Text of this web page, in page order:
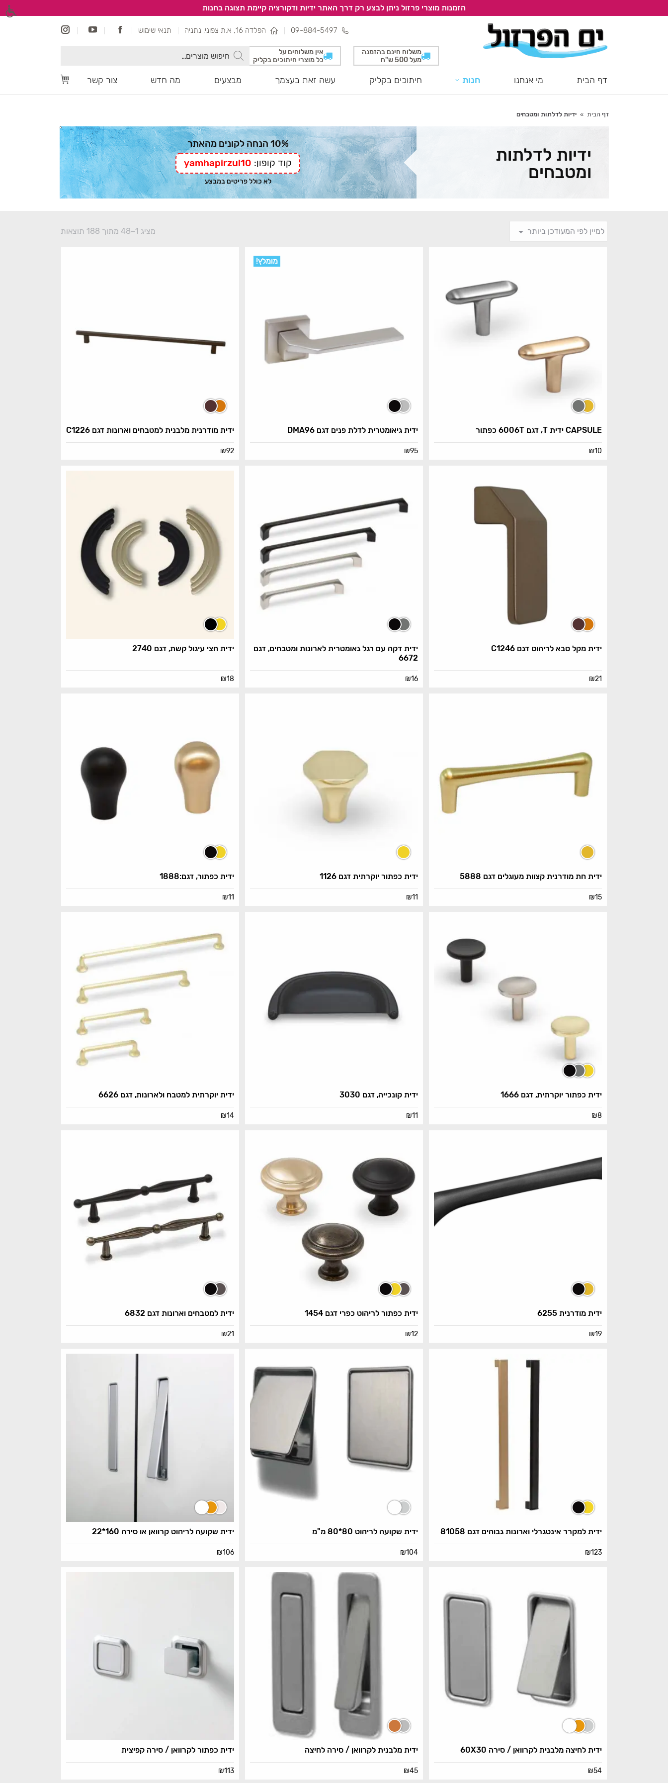
הזמנות מוצרי פרזול ניתן לבצע רק דרך האתר ידיות ודקורציה קיימת תצוגה בחנות
09-884-5497 הפלדה 16, א.ת צפוני, נתניה תנאי שימוש
משלוח חינם בהזמנה
מעל 500 ש"ח
אין משלוחים על
כל מוצרי חיתוכים בקליק
דף הבית מי אנחנו חנות חיתוכים בקליק עשה זאת בעצמך מבצעים מה חדש צור קשר
You are here: דף הבית ידיות לדלתות ומטבחים
ידיות לדלתות
ומטבחים
10% הנחה לקונים מהאתר
קוד קופון: yamhapirzul10
לא כולל פריטים במבצע
מציג 1–48 מתוך 188 תוצאות
CAPSULE ידית T, דגם 6006T כפתור
₪10
מומלץ!
ידית גיאומטרית לדלת פנים דגם DMA96
₪95
ידית מודרנית מלבנית למטבחים וארונות דגם C1226
₪92
ידית מקל סבא לריהוט דגם C1246
₪21
ידית דקה עם רגל גאומטרית לארונות ומטבחים, דגם
6672
₪16
ידית חצי עיגול קשת, דגם 2740
₪18
ידית חת מודרנית קצוות מעוגלים דגם 5888
₪15
ידית כפתור יוקרתית דגם 1126
₪11
ידית כפתור, דגם:1888
₪11
ידית כפתור יוקרתית, דגם 1666
₪8
ידית קונכייה, דגם 3030
₪11
ידית יוקרתית למטבח ולארונות, דגם 6626
₪14
ידית מודרנית 6255
₪19
ידית כפתור לריהוט כפרי דגם 1454
₪12
ידית למטבחים וארונות דגם 6832
₪21
ידית למקרר אינטגרלי וארונות גבוהים דגם 81058
₪123
ידית שקועה לריהוט 80*80 מ"מ
₪104
ידית שקועה לריהוט קרוואן או סירה 160*22
₪106
ידית לחיצה מלבנית לקרוואן / סירה 60X30
₪54
ידית מלבנית לקרוואן / סירה לחיצה
₪45
ידית כפתור לקרוואן / סירה קפיצית
₪113